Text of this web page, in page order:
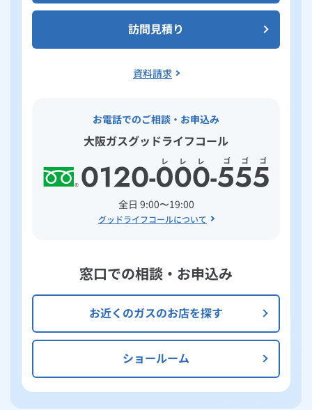
訪問見積り
資料請求
お電話でのご相談・お申込み
大阪ガスグッドライフコール
全日 9:00〜19:00
グッドライフコールについて
窓口での相談・お申込み
お近くのガスのお店を探す
ショールーム